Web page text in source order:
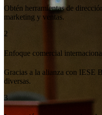
Obtén herramientas de
marketing y ventas.
Gracias a la alianza con IESE
diversas.